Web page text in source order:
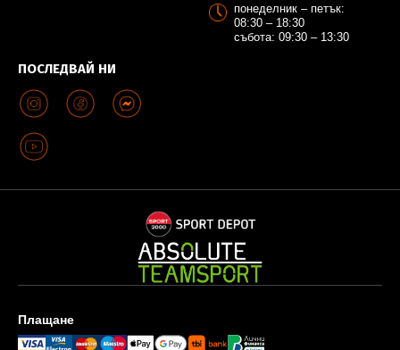
ПОСЛЕДВАЙ НИ
понеделник – петък:
08:30 – 18:30
събота: 09:30 – 13:30
Плащане